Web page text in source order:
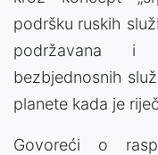
podršku ruskih
podržavana i
bezbjednosnih
planete kada je
Govoreći o